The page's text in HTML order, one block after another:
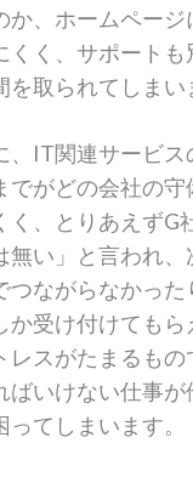
か、ホームページ
くく、サポートも
取られてしまい
、IT関連サービス
でがどの会社の守
く、とりあえずG
無い」と言われ、
つながらなかった
か受け付けてもら
レスがたまるもの
ばいけない仕事が
てしまいます。